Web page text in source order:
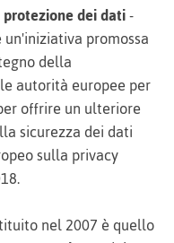
dei dati-
promossa
della
autorità europee per
offrire un ulteriore
sicurezza dei dati
sulla privacy
nel 2007 è quello